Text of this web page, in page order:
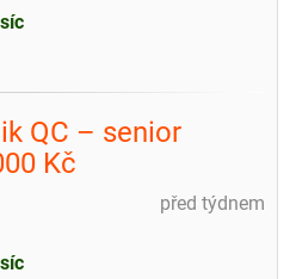
QC – senior
Kč
před týdnem